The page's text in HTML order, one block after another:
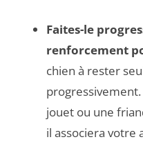
Faites-le
renforcement
chien à rester
jouet ou une
il associera votre